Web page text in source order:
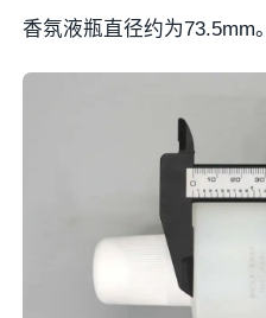
香氛液瓶直径约为73.5mm。